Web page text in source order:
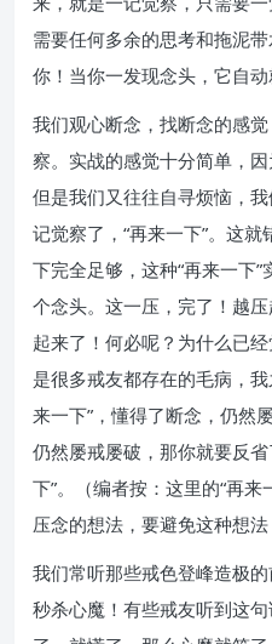
需要任何多余的思考和拖泥
你！当你一发现念头，它自动
我们观心断念，找断念的感
察。实战的感觉十分简单，因
但是我们又往往自寻烦恼，
记觉察了，“再来一下”。这
下完全足够，这种“再来一下
个念头。这一压，完了！越
起来了！何必呢？为什么已
是很多戒友都存在的毛病，
来一下”，懂得了断念，仍然
仍然屡戒屡破，那你就要反
下”。（编者按：这里的“再
压念的想法，要避免这种想法
我们常听那些戒色登峰造极
秒杀心魔！有些戒友听到这